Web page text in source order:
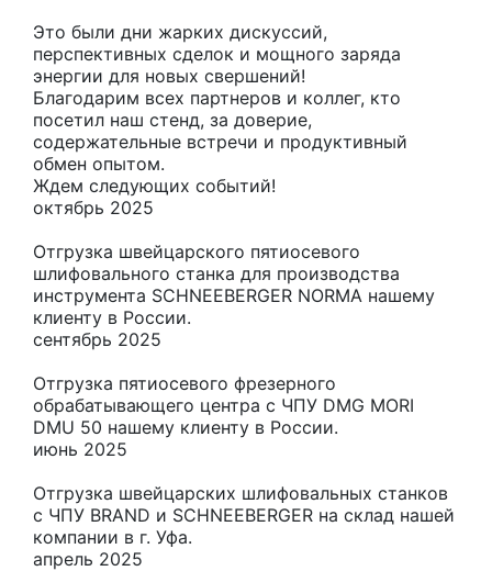
Это были дни жарких дискуссий,
перспективных сделок и мощного заряда
энергии для новых свершений!
Благодарим всех партнеров и коллег, кто
посетил наш стенд, за доверие,
содержательные встречи и продуктивный
обмен опытом.
Ждем следующих событий!
октябрь 2025
Отгрузка швейцарского пятиосевого
шлифовального станка для производства
инструмента SCHNEEBERGER NORMA нашему
клиенту в России.
сентябрь 2025
Отгрузка пятиосевого фрезерного
обрабатывающего центра с ЧПУ DMG MORI
DMU 50 нашему клиенту в России.
июнь 2025
Отгрузка швейцарских шлифовальных станков
с ЧПУ BRAND и SCHNEEBERGER на склад нашей
компании в г. Уфа.
апрель 2025